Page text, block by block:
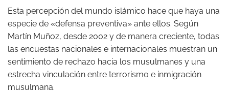
Esta percepción del mundo islámico hace que haya una
especie de «defensa preventiva» ante ellos. Según
Martín Muñoz, desde 2002 y de manera creciente, todas
las encuestas nacionales e internacionales muestran un
sentimiento de rechazo hacia los musulmanes y una
estrecha vinculación entre terrorismo e inmigración
musulmana.